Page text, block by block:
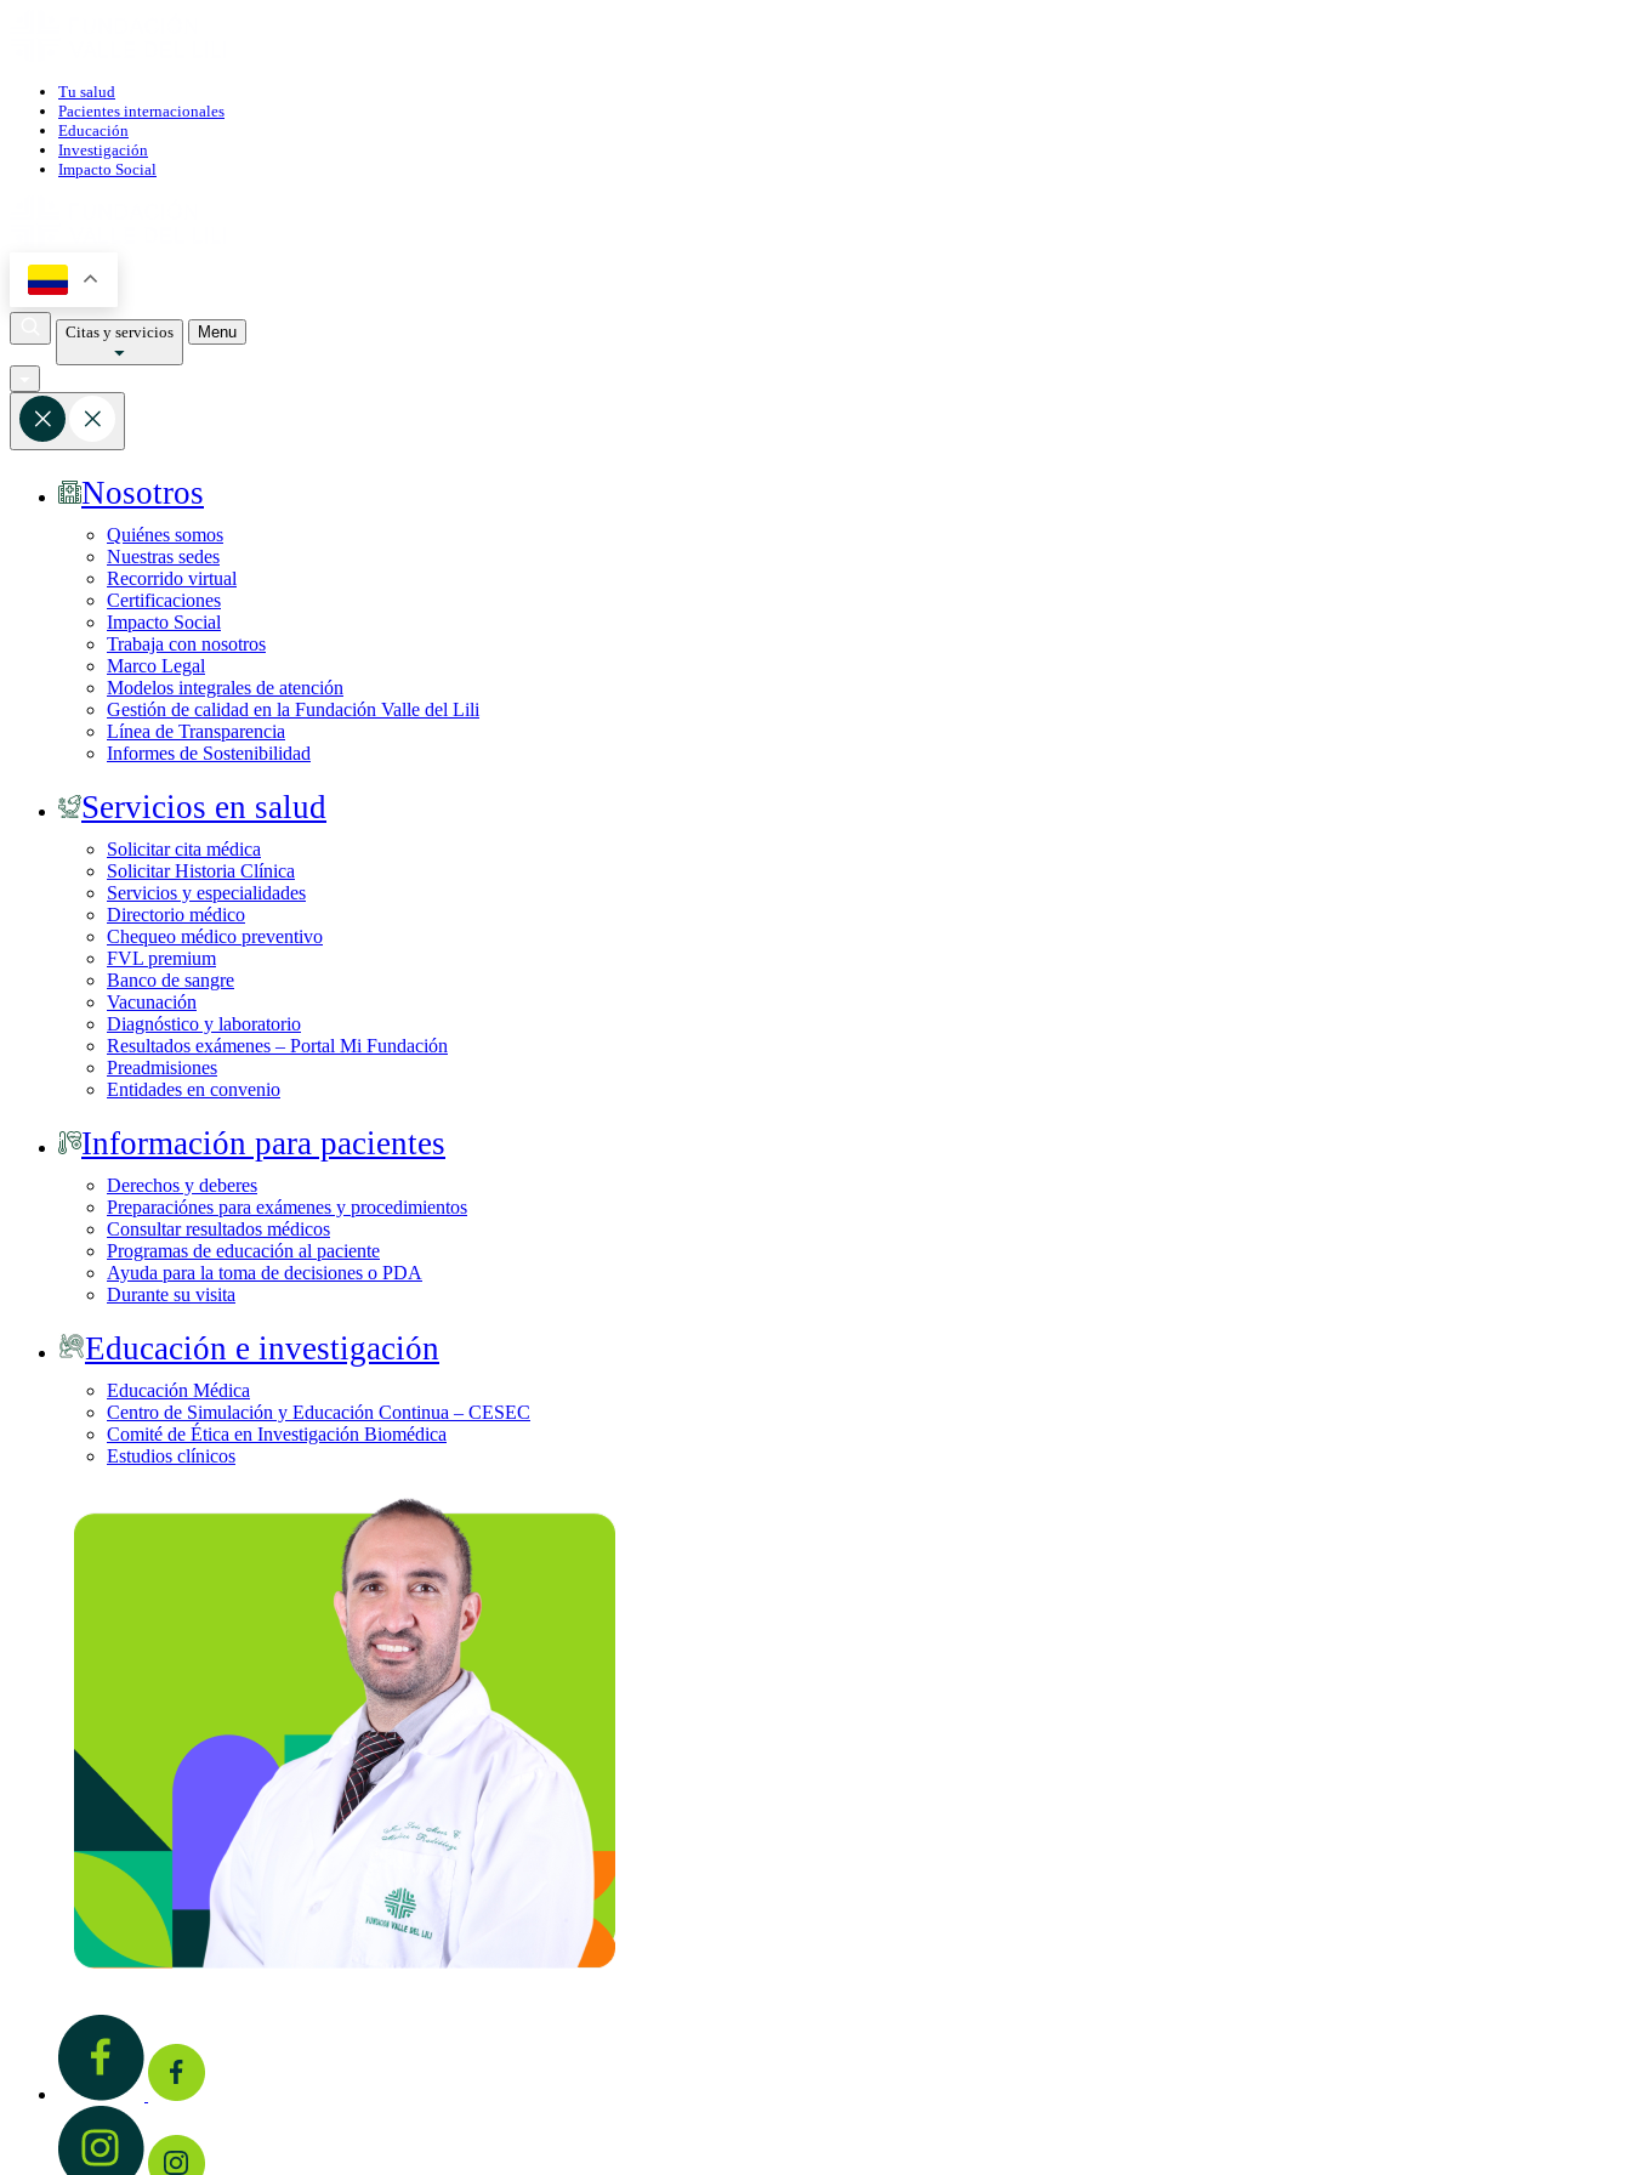
Tu salud
Pacientes internacionales
Educación
Investigación
Impacto Social
Citas y servicios Menu
Nosotros
Quiénes somos
Nuestras sedes
Recorrido virtual
Certificaciones
Impacto Social
Trabaja con nosotros
Marco Legal
Modelos integrales de atención
Gestión de calidad en la Fundación Valle del Lili
Línea de Transparencia
Informes de Sostenibilidad
Servicios en salud
Solicitar cita médica
Solicitar Historia Clínica
Servicios y especialidades
Directorio médico
Chequeo médico preventivo
FVL premium
Banco de sangre
Vacunación
Diagnóstico y laboratorio
Resultados exámenes – Portal Mi Fundación
Preadmisiones
Entidades en convenio
Información para pacientes
Derechos y deberes
Preparaciónes para exámenes y procedimientos
Consultar resultados médicos
Programas de educación al paciente
Ayuda para la toma de decisiones o PDA
Durante su visita
Educación e investigación
Educación Médica
Centro de Simulación y Educación Continua – CESEC
Comité de Ética en Investigación Biomédica
Estudios clínicos